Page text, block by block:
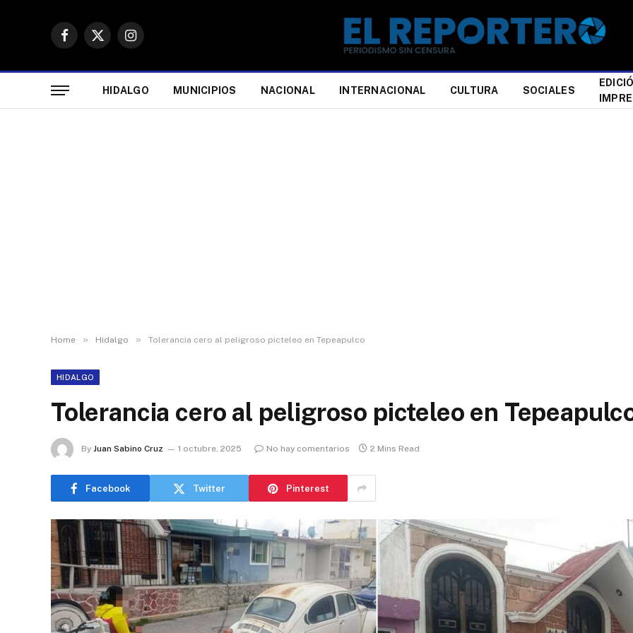
Facebook
X
Instagram
HIDALGO MUNICIPIOS NACIONAL INTERNACIONAL CULTURA SOCIALES
Home » Hidalgo » Tolerancia cero al peligroso picteleo en Tepeapulco
HIDALGO
Tolerancia cero al peligroso picteleo en
By Juan Sabino Cruz 1 octubre, 2025 No hay comentarios 2 Mins Read
Facebook Twitter Pinterest